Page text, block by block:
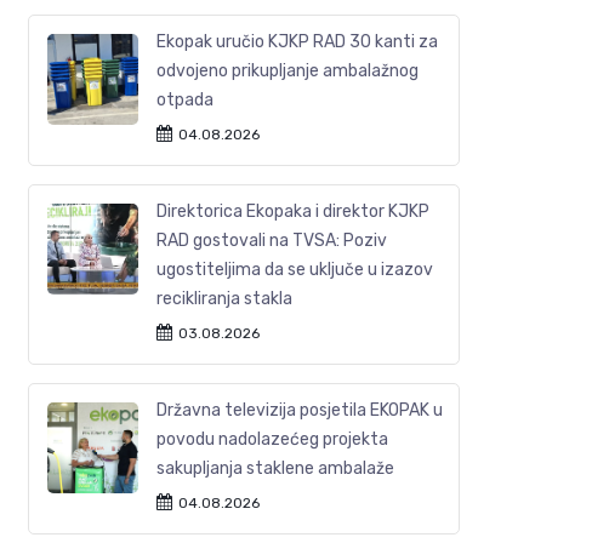
Ekopak uručio KJKP RAD 30 kanti za
odvojeno prikupljanje ambalažnog
otpada
04.08.2026
Direktorica Ekopaka i direktor KJKP
RAD gostovali na TVSA: Poziv
ugostiteljima da se uključe u izazov
recikliranja stakla
03.08.2026
Državna televizija posjetila EKOPAK u
povodu nadolazećeg projekta
sakupljanja staklene ambalaže
04.08.2026